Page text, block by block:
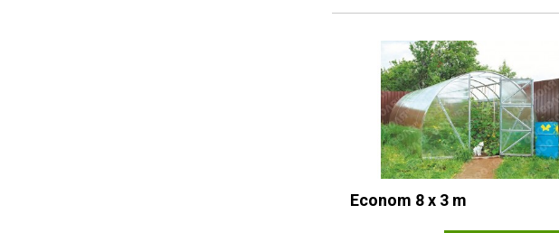
Econom 8 x 3 m